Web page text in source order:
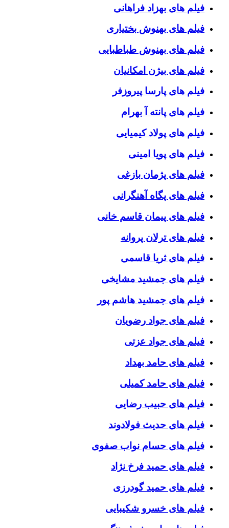
فیلم های بهزاد فراهانی
فیلم های بهنوش بختیاری
فیلم های بهنوش طباطبایی
فیلم های بیژن امکانیان
فیلم های پارسا پیروزفر
فیلم های پانته آ بهرام
فیلم های پولاد کیمیایی
فیلم های پویا امینی
فیلم های پژمان بازغی
فیلم های پگاه آهنگرانی
فیلم های پیمان قاسم خانی
فیلم های ترلان پروانه
فیلم های ثریا قاسمی
فیلم های جمشید مشایخی
فیلم های جمشید هاشم پور
فیلم های جواد رضویان
فیلم های جواد عزتی
فیلم های حامد بهداد
فیلم های حامد کمیلی
فیلم های حبیب رضایی
فیلم های حدیث فولادوند
فیلم های حسام نواب صفوی
فیلم های حمید فرخ نژاد
فیلم های حمید گودرزی
فیلم های خسرو شکیبایی